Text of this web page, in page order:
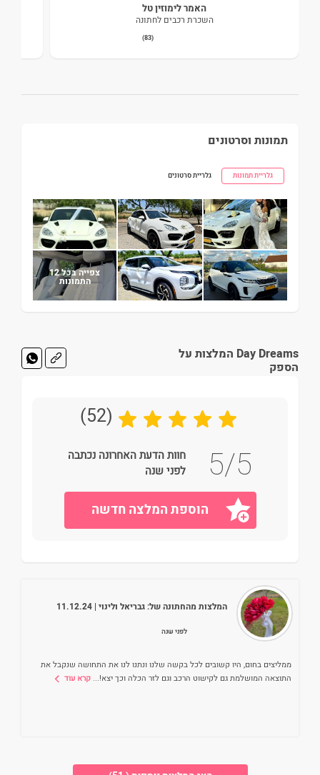
האמר לימוזין טל
השכרת רכבים לחתונה
(83)
תמונות וסרטונים
גלריית תמונות גלריית סרטונים
צפייה בכל 12
התמונות
Day Dreams המלצות על
הספק
(52)
5/5
חוות הדעת האחרונה נכתבה
לפני שנה
הוספת המלצה חדשה
לפני שנה
המלצות מהחתונה של:גבריאל ולינוי | 11.12.24
ממליצים בחום, היו קשובים לכל בקשה שלנו ונתנו לנו את התחושה שנקבל את
התוצאה המושלמת גם לקישוט הרכב וגם לזר הכלה וכך יצא!... קרא עוד